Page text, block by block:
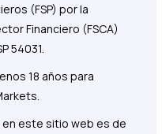
(FSP) por la
Financiero (FSCA)
54031.
18 años para
este sitio web es de